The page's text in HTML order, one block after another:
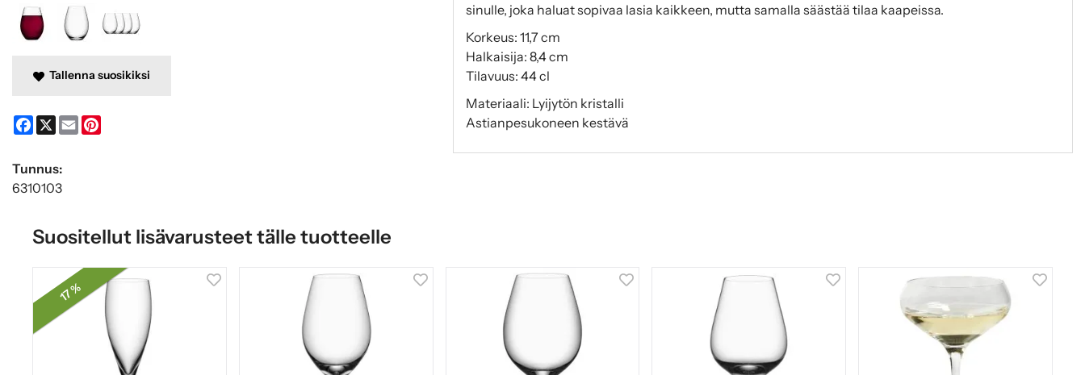
sinulle, joka haluat sopivaa lasia kaikkeen, mutta samalla säästää tilaa kaapeissa.
Korkeus: 11,7 cm
Halkaisija: 8,4 cm
Tilavuus: 44 cl
Materiaali: Lyijytön kristalli
Astianpesukoneen kestävä
Tallenna suosikiksi
Facebook
X Email
Tunnus:
6310103
Suositellut lisävarusteet tälle tuotteelle
17 %